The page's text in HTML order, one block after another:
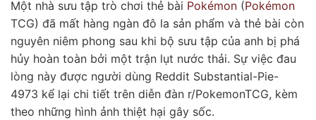
Một nhà sưu tập trò chơi thẻ bài Pokémon (Pokémon
TCG) đã mất hàng ngàn đô la sản phẩm và thẻ bài còn
nguyên niêm phong sau khi bộ sưu tập của anh bị phá
hủy hoàn toàn bởi một trận lụt nước thải. Sự việc đau
lòng này được người dùng Reddit Substantial-Pie-
4973 kể lại chi tiết trên diễn đàn r/PokemonTCG, kèm
theo những hình ảnh thiệt hại gây sốc.